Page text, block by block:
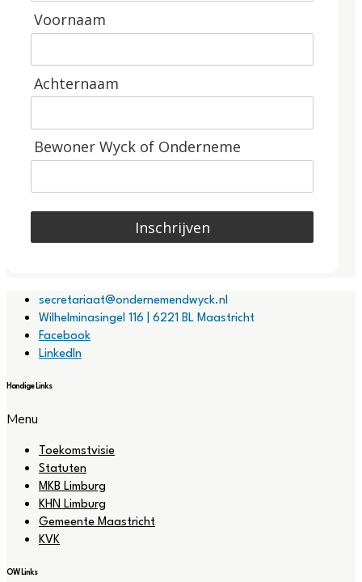
Voornaam
Achternaam
Bewoner Wyck of Onderneme
Inschrijven
secretariaat@ondernemendwyck.nl
Wilhelminasingel 116 | 6221 BL Maastricht
Facebook
LinkedIn
Handige Links
Menu
Toekomstvisie
Statuten
MKB Limburg
KHN Limburg
Gemeente Maastricht
KVK
OW Links